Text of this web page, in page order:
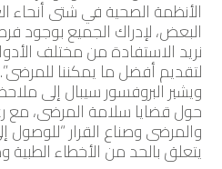
الأنظمة الصحية في شتى أنحاء
البعض، لإدراك الجميع بوجود
نريد الاستفادة من مختلف
لتقديم أفضل ما يمكننا للمرضى”.
ويشير البروفسور سيبال إلى
حول قضايا سلامة المرضى، مع
والمرضى وصناع القرار
يتعلق بالحد من الأخطاء